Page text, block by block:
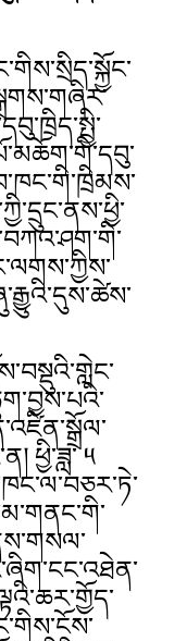
ཕྱི་ཟླ་ ༥